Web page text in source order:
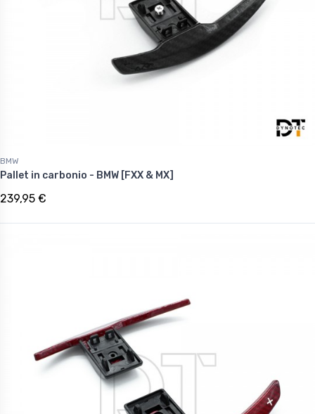
BMW
Pallet in carbonio - BMW [FXX & MX]
239,95 €